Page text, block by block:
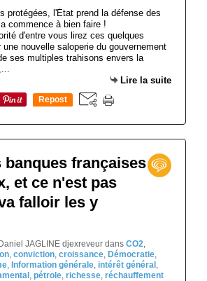
d'entre vous lirez ces quelques
nouvelle saloperie du gouvernement
ses multiples trahisons envers la
Lire la suite
Repost
françaises
et ce n'est pas
falloir les y
JAGLINE djexreveur dans CO2,
, conviction, croissance, Démocratie,
, Information générale, intérêt général ,
, pétrole, richesse, réchauffement